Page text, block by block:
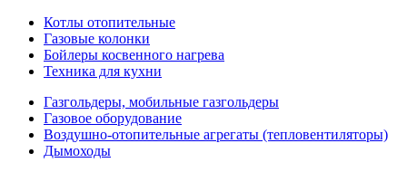
Котлы отопительные
Газовые колонки
Бойлеры косвенного нагрева
Техника для кухни
Газгольдеры, мобильные газгольдеры
Газовое оборудование
Воздушно-отопительные агрегаты (тепловентиляторы)
Дымоходы